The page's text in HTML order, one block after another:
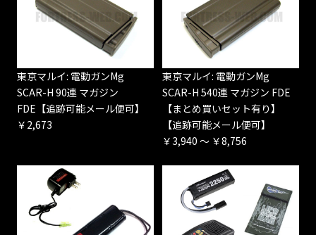
東京マルイ: 電動ガンMg
SCAR-H 90連 マガジン
FDE【追跡可能メール便可】
￥2,673
東京マルイ: 電動ガンMg
SCAR-H 540連 マガジン FDE
【まとめ買いセット有り】
【追跡可能メール便可】
￥3,940 ～ ￥8,756